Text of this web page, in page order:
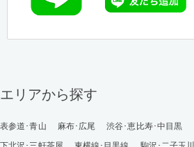
エリアから探す
表参道･青山 麻布･広尾 渋谷･恵比寿･中目黒